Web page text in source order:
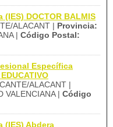
DOCTOR BALMIS
ALACANT | Provincia:
| Código Postal:
Específica
ALACANT |
VALENCIANA | Código
(IES) Abdera